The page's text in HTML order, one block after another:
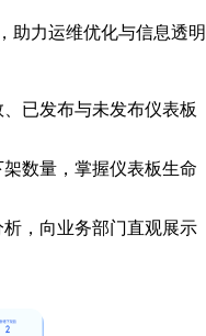
助力运维优化与信息透明
已发布与未发布仪表板
数量，掌握仪表板生命
，向业务部门直观展示